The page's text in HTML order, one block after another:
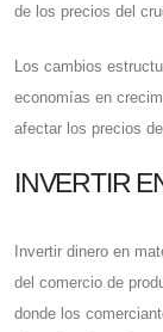
de los precios del
Los cambios
economías en
afectar los precios
INVERTIR
Invertir dinero en
del comercio de
donde los